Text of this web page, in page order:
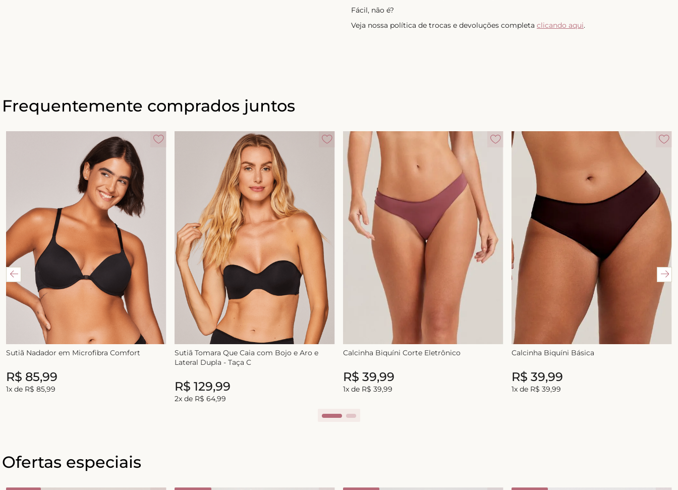
Fácil, não é?
Veja nossa política de trocas e devoluções completa clicando aqui.
Frequentemente comprados juntos
Sutiã Nadador em Microfibra Comfort
R$ 85,99
1x de R$ 85,99
Sutiã Tomara Que Caia com Bojo e Aro e
Lateral Dupla - Taça C
R$ 129,99
2x de R$ 64,99
Calcinha Biquíni Corte Eletrônico
R$ 39,99
1x de R$ 39,99
Calcinha Biquíni Básica
R$ 39,99
1x de R$ 39,99
Ofertas especiais